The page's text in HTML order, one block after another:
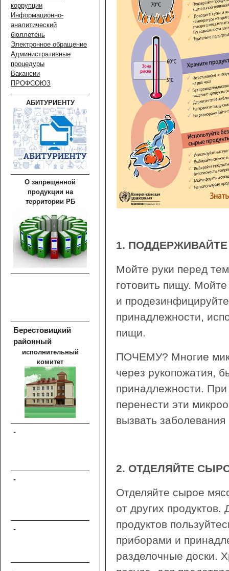
коррупции
Информационно-
аналитический
бюллетень
Электронное обращение
Административные
процедуры
Вакансии
ПРОФСОЮЗ
АБИТУРИЕНТУ
О запрещенной
продукции на
территории РБ
Берестовицкий
районный
исполнительный
комитет
-
-
-
1.
Мойте руки перед
готовить пищу.
и
принадлежности,
пищи.
ПОЧЕМУ? Многие
через рукопожатия,
принадлежности.
перенести эти
вызвать
2. ОТДЕЛЯЙТЕ
Отделяйте сырое
от других
продуктов
приборами и
разделочные доски.